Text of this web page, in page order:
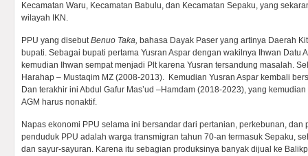
Kecamatan Waru, Kecamatan Babulu, dan Kecamatan Sepaku, yang
wilayah IKN.
PPU yang disebutBenuo Taka, bahasa Dayak Paser yang artinya Daerah
bupati. Sebagai bupati pertama Yusran Aspar dengan wakilnya Ihwan Datu
kemudian Ihwan sempat menjadi Plt karena Yusran tersandung masalah.
Harahap – Mustaqim MZ (2008-2013). Kemudian Yusran Aspar kembali
Dan terakhir ini Abdul Gafur Mas’ud –Hamdam (2018-2023), yang
AGM harus nonaktif.
Napas ekonomi PPU selama ini bersandar dari pertanian, perkebunan, dan
penduduk PPU adalah warga transmigran tahun 70-an termasuk Sepaku,
dan sayur-sayuran. Karena itu sebagian produksinya banyak dijual ke